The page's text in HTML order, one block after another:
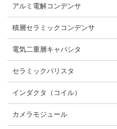
アルミ電解コンデンサ
積層セラミックコンデンサ
電気二重層キャパシタ
セラミックバリスタ
インダクタ（コイル）
カメラモジュール